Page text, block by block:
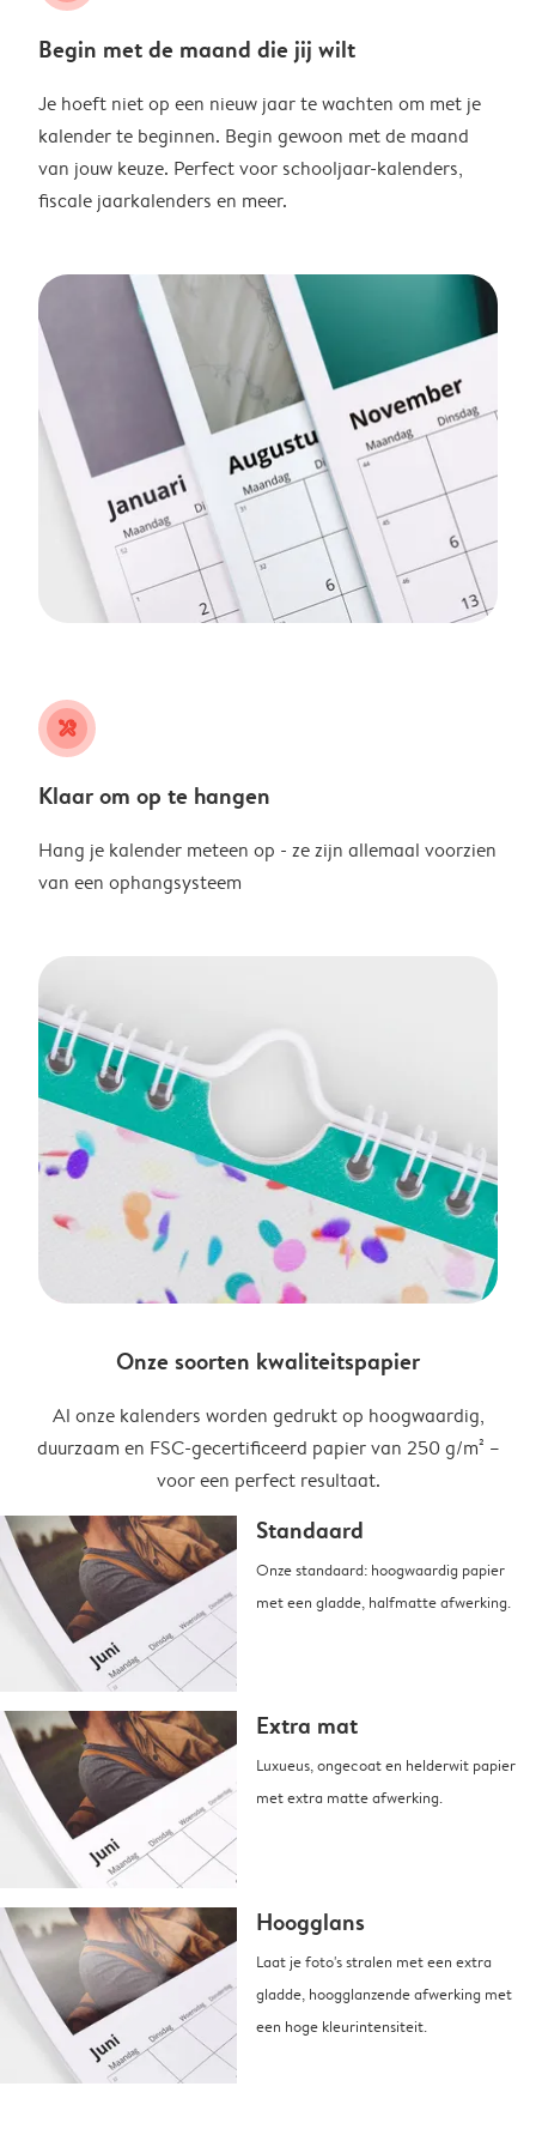
Begin met de maand die jij wilt
Je hoeft niet op een nieuw jaar te wachten om met je
kalender te beginnen. Begin gewoon met de maand
van jouw keuze. Perfect voor schooljaar-kalenders,
fiscale jaarkalenders en meer.
tools
Klaar om op te hangen
Hang je kalender meteen op - ze zijn allemaal voorzien
van een ophangsysteem
Onze soorten kwaliteitspapier
Al onze kalenders worden gedrukt op hoogwaardig,
duurzaam en FSC-gecertificeerd papier van 250 g/m² –
voor een perfect resultaat.
Standaard
Onze standaard: hoogwaardig papier
met een gladde, halfmatte afwerking.
Extra mat
Luxueus, ongecoat en helderwit papier
met extra matte afwerking.
Hoogglans
Laat je foto's stralen met een extra
gladde, hoogglanzende afwerking met
een hoge kleurintensiteit.